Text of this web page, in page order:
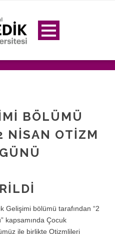
BÖLÜMÜ
NISAN OTIZM
Gelişimi bölümü tarafından “2
kapsamında Çocuk
ile birlikte Otizmlileri